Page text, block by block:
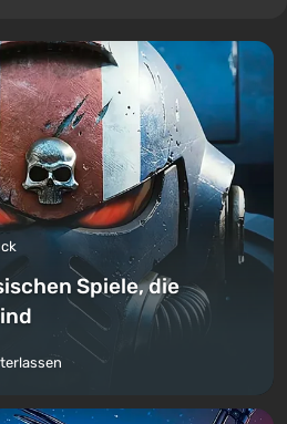
Spiele, die